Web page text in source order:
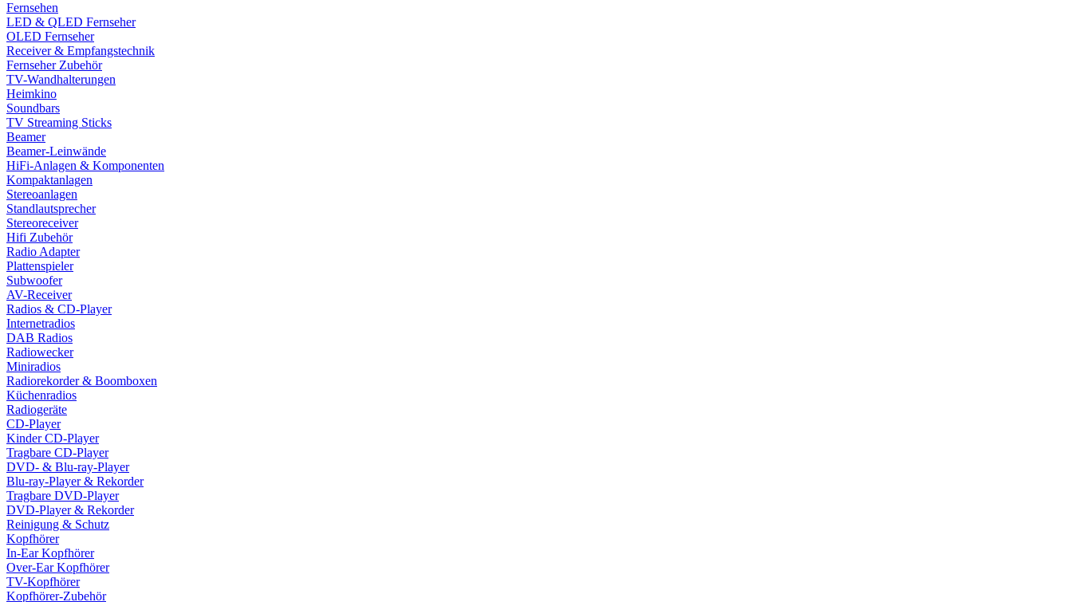
Fernsehen
LED & QLED Fernseher
OLED Fernseher
Receiver & Empfangstechnik
Fernseher Zubehör
TV-Wandhalterungen
Heimkino
Soundbars
TV Streaming Sticks
Beamer
Beamer-Leinwände
HiFi-Anlagen & Komponenten
Kompaktanlagen
Stereoanlagen
Standlautsprecher
Stereoreceiver
Hifi Zubehör
Radio Adapter
Plattenspieler
Subwoofer
AV-Receiver
Radios & CD-Player
Internetradios
DAB Radios
Radiowecker
Miniradios
Radiorekorder & Boomboxen
Küchenradios
Radiogeräte
CD-Player
Kinder CD-Player
Tragbare CD-Player
DVD- & Blu-ray-Player
Blu-ray-Player & Rekorder
Tragbare DVD-Player
DVD-Player & Rekorder
Reinigung & Schutz
Kopfhörer
In-Ear Kopfhörer
Over-Ear Kopfhörer
TV-Kopfhörer
Kopfhörer-Zubehör